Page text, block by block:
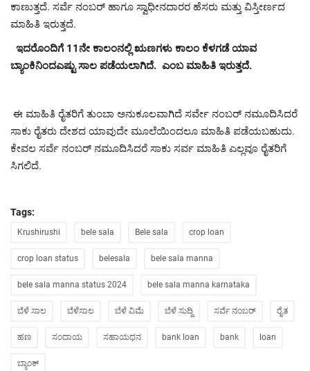
ಕಾಣುತ್ತದೆ. ಸರ್ವೆ ನಂಬರ್ ಹಾಗೂ ಸ್ವಾಧೀನದಾರರ ಹೆಸರು ಮತ್ತು ವಿಸ್ತೀರ್ಣದ
ಮಾಹಿತಿ ಇರುತ್ತದೆ.
ಇದರೊಂದಿಗೆ 11ನೇ ಕಾಲಂನಲ್ಲಿ ಋಣಗಳು ಕಾಲಂ ಕೆಳಗಡೆ ಯಾವ
ಬ್ಯಾಂಕಿನಿಂದಎಷ್ಟು ಸಾಲ ಪಡೆಯಲಾಗಿದೆ. ಎಂಬ ಮಾಹಿತಿ ಇರುತ್ತದೆ.
ಈ ಮಾಹಿತಿ ರೈತರಿಗೆ ತುಂಬಾ ಅನುಕೂಲವಾಗಿದೆ ಸರ್ವೇ ನಂಬರ್ ನಮೂದಿಸಿದರೆ
ಸಾಕು ರೈತರು ದೇಶದ ಯಾವುದೇ ಮೂಲೆಯಿಂದಲೂ ಮಾಹಿತಿ ಪಡೆಯಬಹುದು.
ಕೇವಲ ಸರ್ವೆ ನಂಬರ್ ನಮೂದಿಸಿದರೆ ಸಾಕು ಸರ್ವ ಮಾಹಿತಿ ಎಲ್ಲವೂ ರೈತರಿಗೆ
ಸಿಗಲಿದೆ.
Tags:
Krushirushi bele sala Bele sala crop loan
crop loan status belesala bele sala manna
bele sala manna status 2024 bele sala manna karnataka
ಬೆಳೆ ಸಾಲ ಬೆಳೆಸಾಲ ಬೆಳೆ ವಿಮೆ ಬೆಳೆ ಸುದ್ದಿ ಸರ್ವೆ ನಂಬರ್ ರೈತ
ಹಣ ಸಂದಾಯ ಸಹಾಯಧನ bank loan bank loan
ಬ್ಯಾಂಕ್